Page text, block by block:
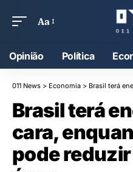
Aa
Opinião Política
011 News > Economia > Brasil terá energia
Brasil terá
cara,
pode